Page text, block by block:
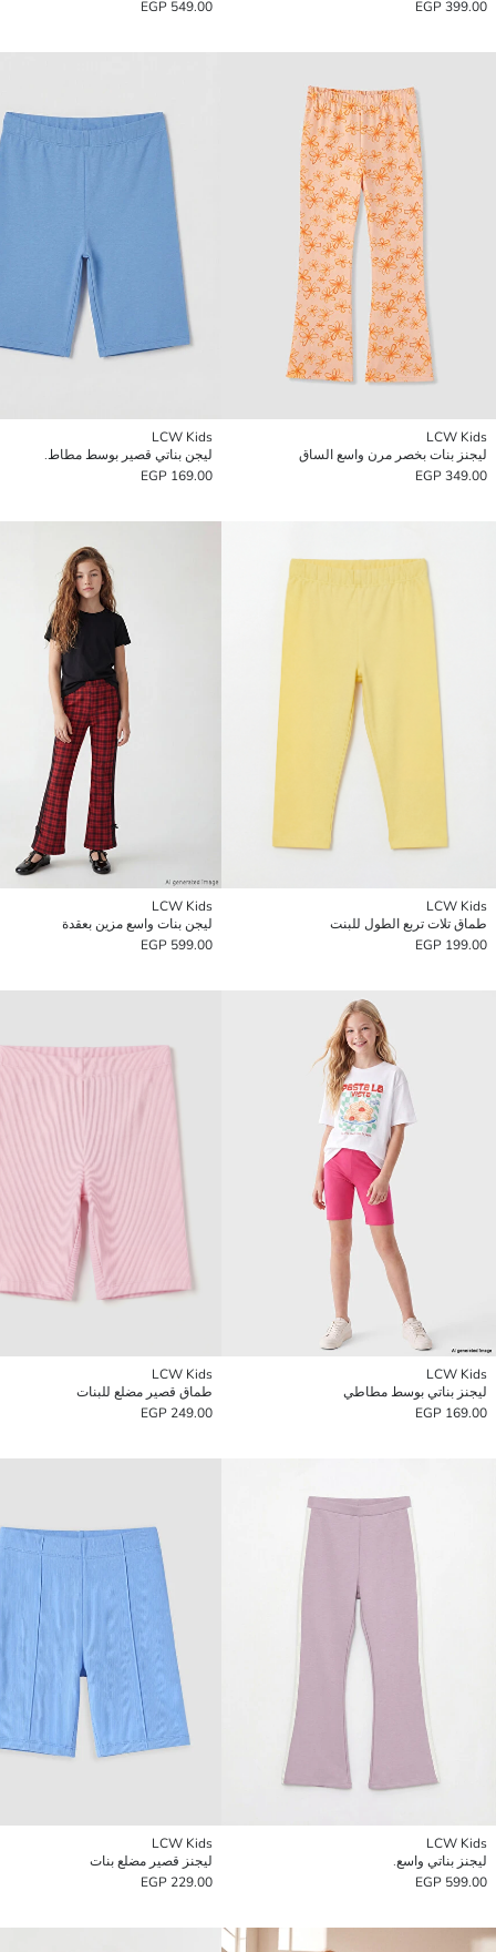
399.00 EGP
549.00 EGP
LCW Kids
ليجنز بنات بخصر مرن واسع الساق
349.00 EGP
LCW Kids
ليجن بناتي قصير بوسط مطاط.
169.00 EGP
LCW Kids
طماق تلات تربع الطول للبنت
199.00 EGP
LCW Kids
ليجن بنات واسع مزين بعقدة
599.00 EGP
LCW Kids
ليجنز بناتي بوسط مطاطي
169.00 EGP
LCW Kids
طماق قصير مضلع للبنات
249.00 EGP
LCW Kids
ليجنز بناتي واسع.
599.00 EGP
LCW Kids
ليجنز قصير مضلع بنات
229.00 EGP